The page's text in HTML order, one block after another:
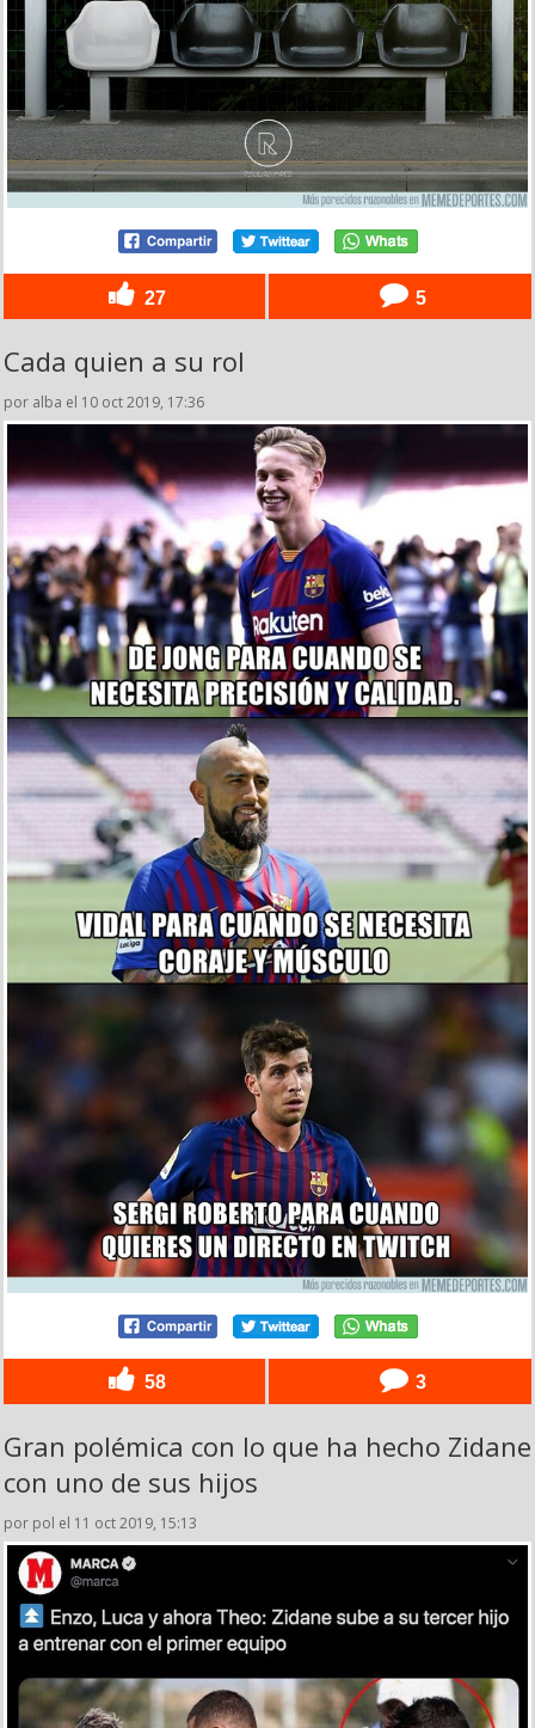
27 5
Cada quien a su rol
por alba el 10 oct 2019, 17:36
58 3
Gran polémica con lo que ha hecho Zidane
con uno de sus hijos
por pol el 11 oct 2019, 15:13